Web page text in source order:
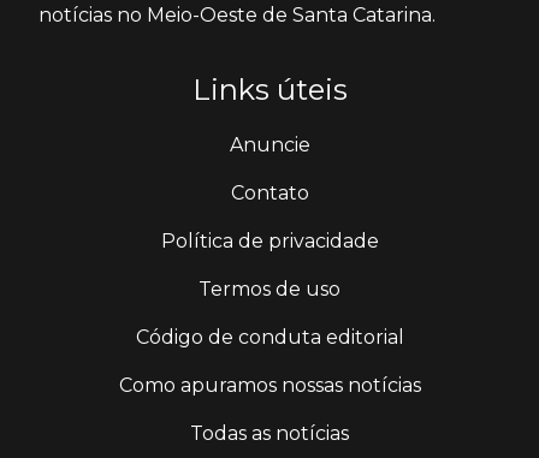
notícias no Meio-Oeste de Santa Catarina.
Links úteis
Anuncie
Contato
Política de privacidade
Termos de uso
Código de conduta editorial
Como apuramos nossas notícias
Todas as notícias